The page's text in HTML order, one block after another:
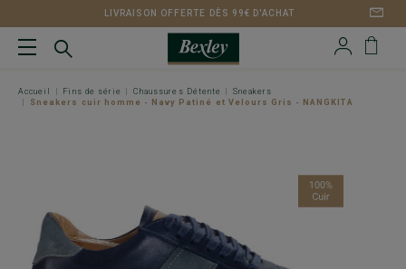
LIVRAISON OFFERTE DÈS 99€ D'ACHAT
Accueil Fins de série Chaussures Détente
Sneakers
Sneakers cuir homme - Navy Patiné et Velours Gris - NANGKITA